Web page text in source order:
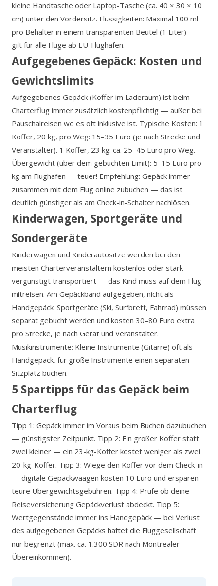
kleine Handtasche oder Laptop-Tasche (ca. 40 × 30 × 10
cm) unter den Vordersitz. Flüssigkeiten: Maximal 100 ml
pro Behälter in einem transparenten Beutel (1 Liter) —
gilt für alle Flüge ab EU-Flughäfen.
Aufgegebenes Gepäck: Kosten und
Gewichtslimits
Aufgegebenes Gepäck (Koffer im Laderaum) ist beim
Charterflug immer zusätzlich kostenpflichtig — außer bei
Pauschalreisen wo es oft inklusive ist. Typische Kosten: 1
Koffer, 20 kg, pro Weg: 15–35 Euro (je nach Strecke und
Veranstalter). 1 Koffer, 23 kg: ca. 25–45 Euro pro Weg.
Übergewicht (über dem gebuchten Limit): 5–15 Euro pro
kg am Flughafen — teuer! Empfehlung: Gepäck immer
zusammen mit dem Flug online zubuchen — das ist
deutlich günstiger als am Check-in-Schalter nachlösen.
Kinderwagen, Sportgeräte und
Sondergeräte
Kinderwagen und Kinderautositze werden bei den
meisten Charterveranstaltern kostenlos oder stark
vergünstigt transportiert — das Kind muss auf dem Flug
mitreisen. Am Gepäckband aufgegeben, nicht als
Handgepäck. Sportgeräte (Ski, Surfbrett, Fahrrad) müssen
separat gebucht werden und kosten 30–80 Euro extra
pro Strecke, je nach Gerät und Veranstalter.
Musikinstrumente: Kleine Instrumente (Gitarre) oft als
Handgepäck, für große Instrumente einen separaten
Sitzplatz buchen.
5 Spartipps für das Gepäck beim
Charterflug
Tipp 1: Gepäck immer im Voraus beim Buchen dazubuchen
— günstigster Zeitpunkt. Tipp 2: Ein großer Koffer statt
zwei kleiner — ein 23-kg-Koffer kostet weniger als zwei
20-kg-Koffer. Tipp 3: Wiege den Koffer vor dem Check-in
— digitale Gepäckwaagen kosten 10 Euro und ersparen
teure Übergewichtsgebühren. Tipp 4: Prüfe ob deine
Reiseversicherung Gepäckverlust abdeckt. Tipp 5:
Wertgegenstände immer ins Handgepäck — bei Verlust
des aufgegebenen Gepäcks haftet die Fluggesellschaft
nur begrenzt (max. ca. 1.300 SDR nach Montrealer
Übereinkommen).